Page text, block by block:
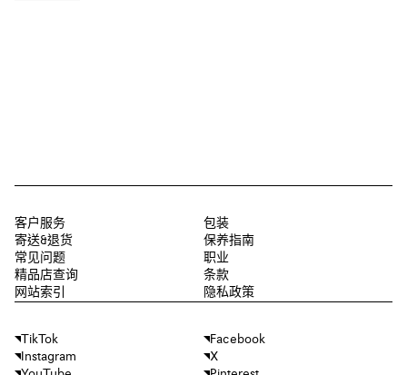
客户服务
寄送&退货
常见问题
精品店查询
网站索引
包装
保养指南
职业
条款
隐私政策
TikTok
Facebook
Instagram
X